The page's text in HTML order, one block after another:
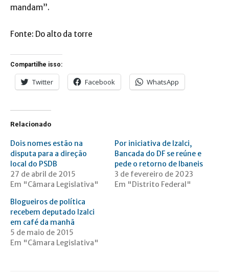
mandam”.
Fonte: Do alto da torre
Compartilhe isso:
Twitter Facebook WhatsApp
Relacionado
Dois nomes estão na
disputa para a direção
local do PSDB
27 de abril de 2015
Em "Câmara Legislativa"
Por iniciativa de Izalci,
Bancada do DF se reúne e
pede o retorno de Ibaneis
3 de fevereiro de 2023
Em "Distrito Federal"
Blogueiros de política
recebem deputado Izalci
em café da manhã
5 de maio de 2015
Em "Câmara Legislativa"